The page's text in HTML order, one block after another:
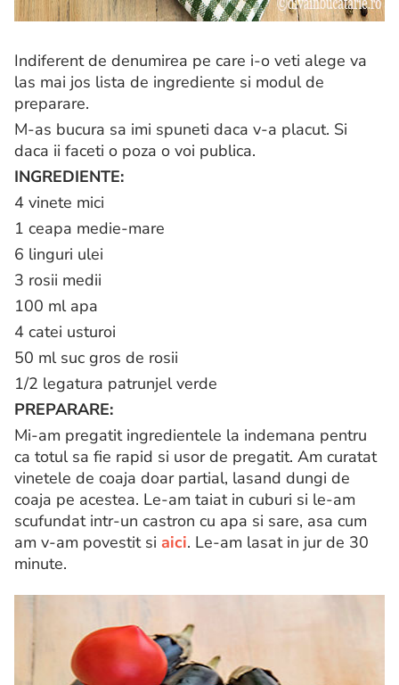
Indiferent de denumirea pe care i-o veti alege va
las mai jos lista de ingrediente si modul de
preparare.
M-as bucura sa imi spuneti daca v-a placut. Si
daca ii faceti o poza o voi publica.
INGREDIENTE:
4 vinete mici
1 ceapa medie-mare
6 linguri ulei
3 rosii medii
100 ml apa
4 catei usturoi
50 ml suc gros de rosii
1/2 legatura patrunjel verde
PREPARARE:
Mi-am pregatit ingredientele la indemana pentru
ca totul sa fie rapid si usor de pregatit. Am curatat
vinetele de coaja doar partial, lasand dungi de
coaja pe acestea. Le-am taiat in cuburi si le-am
scufundat intr-un castron cu apa si sare, asa cum
am v-am povestit si aici. Le-am lasat in jur de 30
minute.